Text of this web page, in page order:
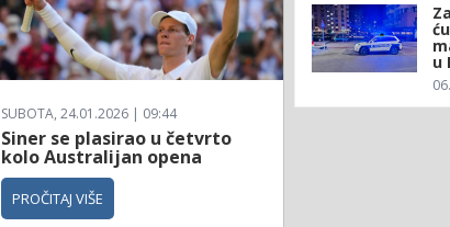
SUBOTA, 24.01.2026 | 09:44
Siner se plasirao u četvrto
kolo Australijan opena
PROČITAJ VIŠE
u